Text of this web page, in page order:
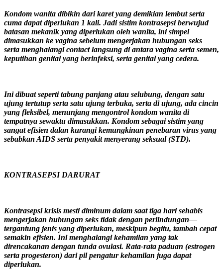
Kondom wanita dibikin dari karet yang demikian lembut serta
cuma dapat diperlukan 1 kali. Jadi sistim kontrasepsi berwujud
batasan mekanik yang diperlukan oleh wanita, ini simpel
dimasukkan ke vagina sebelum mengerjakan hubungan seks
serta menghalangi contact langsung di antara vagina serta semen,
keputihan genital yang berinfeksi, serta genital yang cedera.
Ini dibuat seperti tabung panjang atau selubung, dengan satu
ujung tertutup serta satu ujung terbuka, serta di ujung, ada cincin
yang fleksibel, menunjang mengontrol kondom wanita di
tempatnya sewaktu dimasukkan. Kondom sebagai sistim yang
sangat efisien dalan kurangi kemungkinan penebaran virus yang
sebabkan AIDS serta penyakit menyerang seksual (STD).
KONTRASEPSI DARURAT
Kontrasepsi krisis mesti diminum dalam saat tiga hari sehabis
mengerjakan hubungan seks tidak dengan perlindungan—
tergantung jenis yang diperlukan, meskipun begitu, tambah cepat
semakin efisien. Ini menghalangi kehamilan yang tak
direncakanan dengan tunda ovulasi. Rata-rata paduan (estrogen
serta progesteron) dari pil pengatur kehamilan juga dapat
diperlukan.